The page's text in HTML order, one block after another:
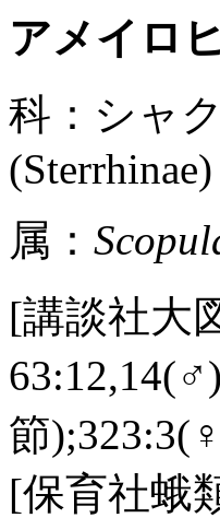
アメイロ
科：シャ
(Sterrhinae)
属：
[講談社大
節
[保育社蛾